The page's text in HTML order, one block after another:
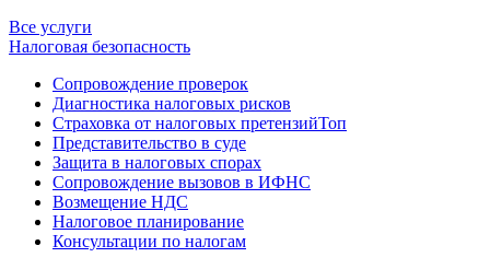
Все услуги
Налоговая безопасность
Сопровождение проверок
Диагностика налоговых рисков
Страховка от налоговых претензийТоп
Представительство в суде
Защита в налоговых спорах
Сопровождение вызовов в ИФНС
Возмещение НДС
Налоговое планирование
Консультации по налогам